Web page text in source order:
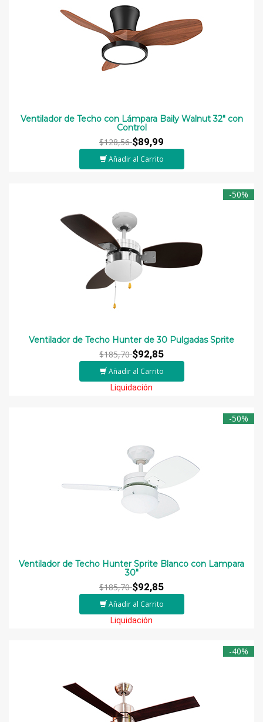
Ventilador de Techo con Lámpara Baily Walnut 32" con
Control
$128,56$89,99
Añadir al Carrito
-50%
Ventilador de Techo Hunter de 30 Pulgadas Sprite
$185,70$92,85
Añadir al Carrito
Liquidación
-50%
Ventilador de Techo Hunter Sprite Blanco con Lampara
30″
$185,70$92,85
Añadir al Carrito
Liquidación
-40%